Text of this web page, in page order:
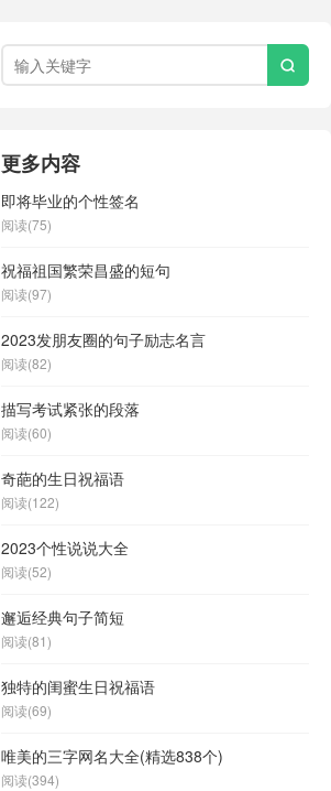

更多内容
即将毕业的个性签名
阅读(75)
祝福祖国繁荣昌盛的短句
阅读(97)
2023发朋友圈的句子励志名言
阅读(82)
描写考试紧张的段落
阅读(60)
奇葩的生日祝福语
阅读(122)
2023个性说说大全
阅读(52)
邂逅经典句子简短
阅读(81)
独特的闺蜜生日祝福语
阅读(69)
唯美的三字网名大全(精选838个)
阅读(394)